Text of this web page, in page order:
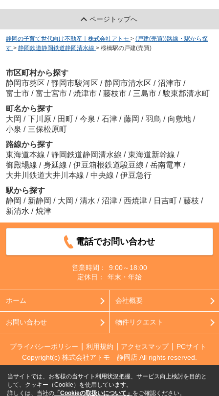
ページトップへ
静岡の子育て世代向け不動産｜株式会社アトモ > (戸建(売買))路線・駅から探
す > 静岡鉄道静岡鉄道静岡清水線 > 桜橋駅の戸建(売買)
市区町村から探す
静岡市葵区 / 静岡市駿河区 / 静岡市清水区 / 沼津市 /
富士市 / 富士宮市 / 焼津市 / 藤枝市 / 三島市 / 駿東郡清水町
町名から探す
大岡 / 下川原 / 田町 / 今泉 / 石津 / 藤岡 / 羽鳥 / 向敷地 /
小泉 / 三保松原町
路線から探す
東海道本線 / 静岡鉄道静岡清水線 / 東海道新幹線 /
御殿場線 / 身延線 / 伊豆箱根鉄道駿豆線 / 岳南電車 /
大井川鉄道大井川本線 / 中央線 / 伊豆急行
駅から探す
静岡 / 新静岡 / 大岡 / 清水 / 沼津 / 西焼津 / 日吉町 / 藤枝 /
新清水 / 焼津
電話でお問い合わせ
営業時間：
9:00～18:00
定休日：
年末・年始
ホーム 会社概要
お問い合わせ 物件リクエスト
プライバシーポリシー 利用規約 アクセスマップ
PCサイト
Copyright(c) 株式会社アトモ 静岡店 All rights reserved.
当サイトでは、お客様の当サイト利用状況把握、サービス向上検討を目的と
して、クッキー（Cookie）を使用しています。
詳しくは、当社の 「Cookieの取扱いについて」 をご確認ください。